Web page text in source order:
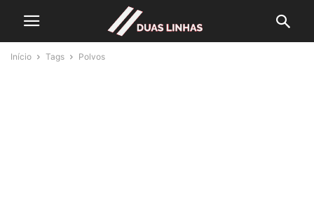
Início Tags Polvos